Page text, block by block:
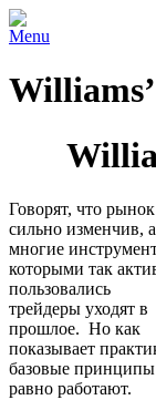
Menu
Говорят, что рынок
сильно изменчив, а
многие
которыми так
пользовались
трейдеры уходят в
прошлое. Но как
показывает
базовые принципы
равно работают.